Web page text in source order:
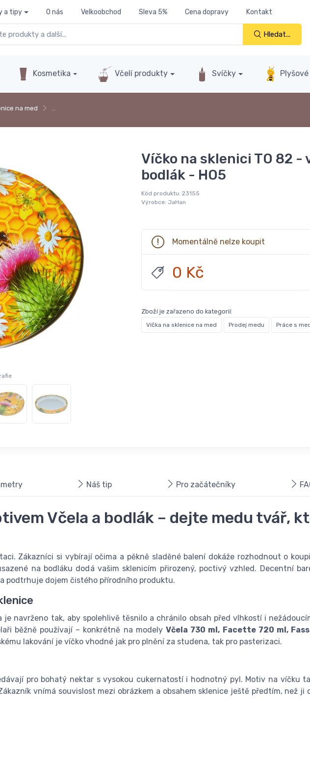
a tipy O nás Velkoobchod Sleva 5% Cena dopravy Kontakt
Hledat...
Kosmetika Včelí produkty Svíčky
na med …
Víčko na sklenici TO 82 -
bodlák - HO5
Kód produktu: 23155
Výrobce: JaHan
Momentálně nelze koupit
0 Kč
Zboží je zařazeno do kategorií:
Víčka na sklenice na med Prodej medu Práce s
Náš tip Pro začátečníky
Včela a bodlák – dejte medu tvář,
Zákazníci si vybírají očima a pěkně sladěné balení dokáže rozhodnout o
na bodláku dodá vašim sklenicím přirozený, poctivý vzhled. Decentní
podtrhuje dojem čistého přírodního produktu.
navrženo tak, aby spolehlivě těsnilo a chránilo obsah před vlhkostí i
běžně používají – konkrétně na modely Včela 730 ml, Facette 720 ml,
lakování je víčko vhodné jak pro plnění za studena, tak pro pasterizaci.
pro bohatý nektar s vysokou cukernatostí i hodnotný pyl. Motiv na víčku
vnímá souvislost mezi obrázkem a obsahem sklenice ještě předtím, než